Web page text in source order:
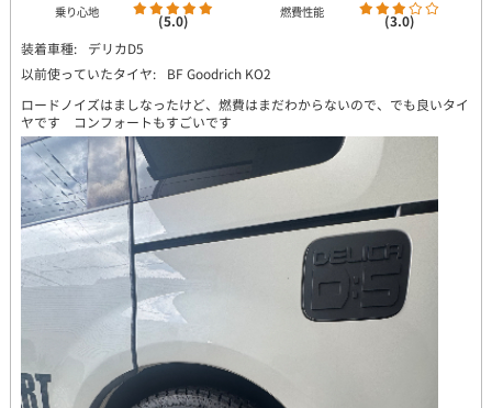
乗り心地 (5.0) 燃費性能
(3.0)
装着車種:
デリカD5
以前使っていたタイヤ:
BF Goodrich KO2
ロードノイズはましなったけど、燃費はまだわからないので、でも良いタイ
ヤです コンフォートもすごいです